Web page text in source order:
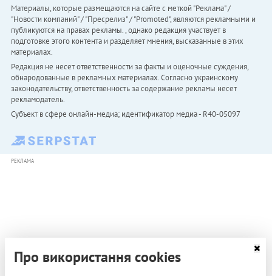
Материалы, которые размещаются на сайте с меткой "Реклама" /
"Новости компаний" / "Пресрелиз" / "Promoted", являются рекламными и
публикуются на правах рекламы. , однако редакция участвует в
подготовке этого контента и разделяет мнения, высказанные в этих
материалах.
Редакция не несет ответственности за факты и оценочные суждения,
обнародованные в рекламных материалах. Согласно украинскому
законодательству, ответственность за содержание рекламы несет
рекламодатель.
Субъект в сфере онлайн-медиа; идентификатор медиа - R40-05097
РЕКЛАМА
Про використання cookies